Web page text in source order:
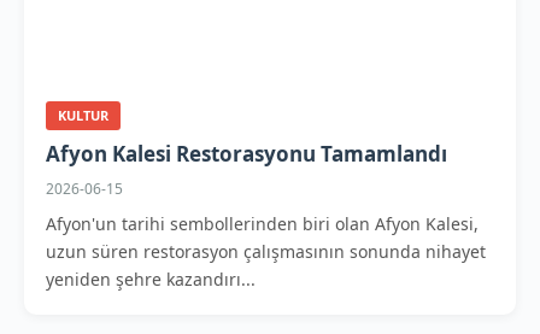
KULTUR
Afyon Kalesi Restorasyonu Tamamlandı
2026-06-15
Afyon'un tarihi sembollerinden biri olan Afyon Kalesi,
uzun süren restorasyon çalışmasının sonunda nihayet
yeniden şehre kazandırı...